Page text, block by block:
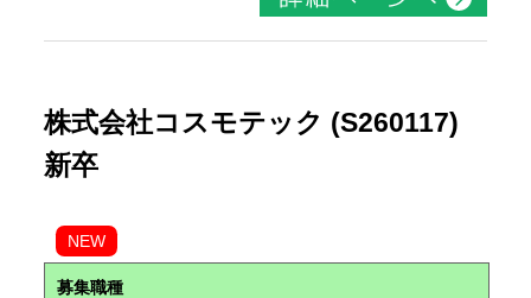
株式会社コスモテック (S260117)
新卒
NEW
募集職種